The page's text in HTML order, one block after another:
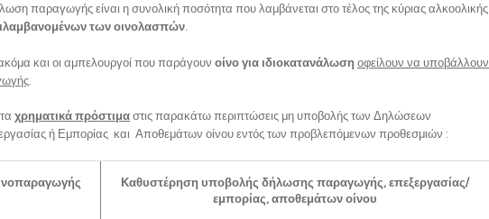
παραγωγής είναι η συνολική ποσότητα που λαμβάνεται στο τέλος της κύριας αλκοολικής
των οινολασπών
ακόμα και οι αμπελουργοί που παράγουν οίνο για ιδιοκατανάλωση οφείλουν να υποβάλλουν
χρηματικάπρόστιμαστις παρακάτω περιπτώσεις μη υποβολής των Δηλώσεων
ή Εμπορίας και Αποθεμάτων οίνου εντός των προβλεπόμενων προθεσμιών :
Καθυστέρηση υποβολής δήλωσης παραγωγής, επεξεργασίας/
εμπορίας, αποθεμάτων οίνου